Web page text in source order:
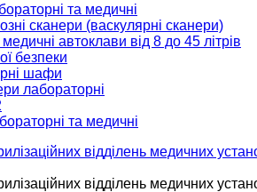
та медичні
сканери (васкулярні сканери)
автоклави від 8 до 45 літрів
безпеки
шафи
лабораторні
та медичні
відділень медичних
відділень медичних